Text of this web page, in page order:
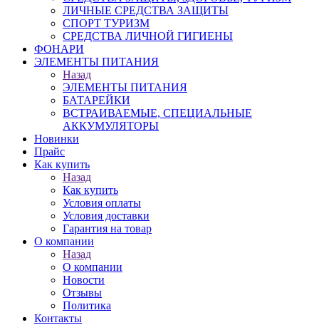
ЛИЧНЫЕ СРЕДСТВА ЗАЩИТЫ
СПОРТ ТУРИЗМ
СРЕДСТВА ЛИЧНОЙ ГИГИЕНЫ
ФОНАРИ
ЭЛЕМЕНТЫ ПИТАНИЯ
Назад
ЭЛЕМЕНТЫ ПИТАНИЯ
БАТАРЕЙКИ
ВСТРАИВАЕМЫЕ, СПЕЦИАЛЬНЫЕ
АККУМУЛЯТОРЫ
Новинки
Прайс
Как купить
Назад
Как купить
Условия оплаты
Условия доставки
Гарантия на товар
О компании
Назад
О компании
Новости
Отзывы
Политика
Контакты